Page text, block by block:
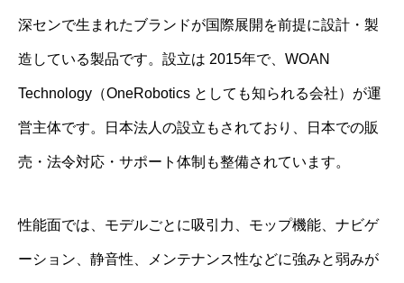
深センで生まれたブランドが国際展開を前提に設計・製
造している製品です。設立は 2015年で、WOAN
Technology（OneRobotics としても知られる会社）が運
営主体です。日本法人の設立もされており、日本での販
売・法令対応・サポート体制も整備されています。
性能面では、モデルごとに吸引力、モップ機能、ナビゲ
ーション、静音性、メンテナンス性などに強みと弱みが